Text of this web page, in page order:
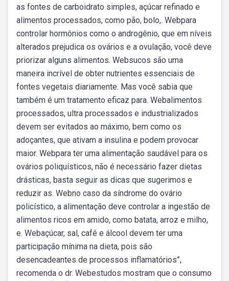
as fontes de carboidrato simples, açúcar refinado e
alimentos processados, como pão, bolo,. Webpara
controlar hormônios como o androgênio, que em níveis
alterados prejudica os ovários e a ovulação, você deve
priorizar alguns alimentos. Websucos são uma
maneira incrível de obter nutrientes essenciais de
fontes vegetais diariamente. Mas você sabia que
também é um tratamento eficaz para. Webalimentos
processados, ultra processados e industrializados
devem ser evitados ao máximo, bem como os
adoçantes, que ativam a insulina e podem provocar
maior. Webpara ter uma alimentação saudável para os
ovários poliquísticos, não é necessário fazer dietas
drásticas, basta seguir as dicas que sugerimos e
reduzir as. Webno caso da síndrome do ovário
policístico, a alimentação deve controlar a ingestão de
alimentos ricos em amido, como batata, arroz e milho,
e. Webaçúcar, sal, café e álcool devem ter uma
participação mínima na dieta, pois são
desencadeantes de processos inflamatórios”,
recomenda o dr. Webestudos mostram que o consumo